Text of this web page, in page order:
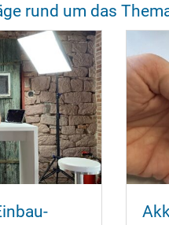
rund um das